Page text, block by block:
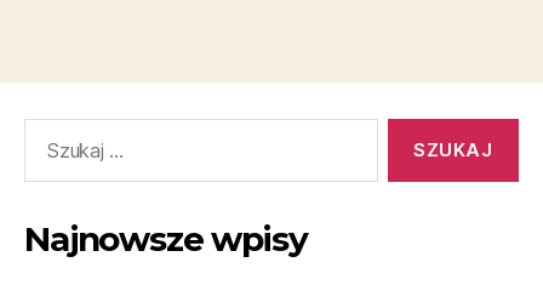
Najnowsze wpisy